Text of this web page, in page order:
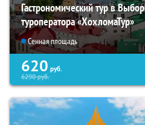
Гастрономический тур в
туроператора «ХохломаТур»
Сенная площадь
620 руб.
6290руб.